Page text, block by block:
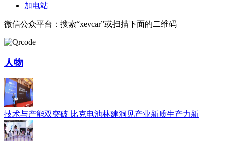
加电站
微信公众平台：搜索“xevcar”或扫描下面的二维码
人物
技术与产能双突破 比克电池林建洞见产业新质生产力新